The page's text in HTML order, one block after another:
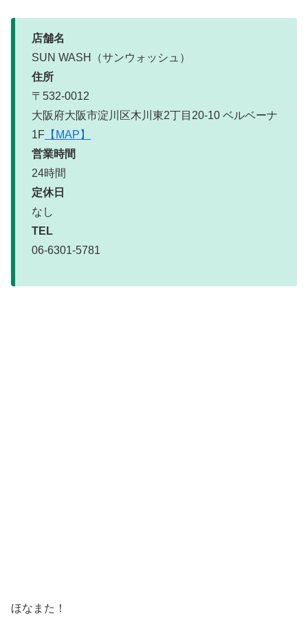
店舗名
SUN WASH（サンウォッシュ）
住所
〒532-0012
大阪府大阪市淀川区木川東2丁目20-10 ベルベーナ
1F 【MAP】
営業時間
24時間
定休日
なし
TEL
06-6301-5781
ほなまた！